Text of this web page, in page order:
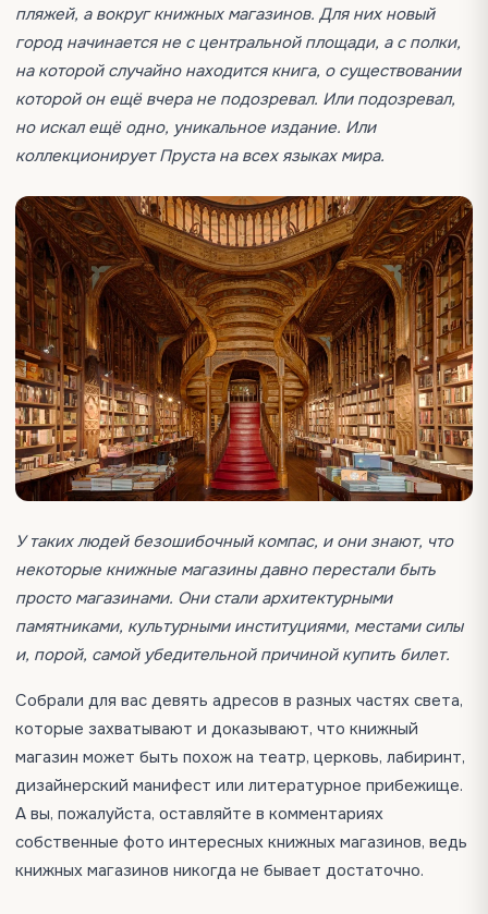
пляжей, а вокруг книжных магазинов. Для них новый
город начинается не с центральной площади, а с полки,
на которой случайно находится книга, о существовании
которой он ещё вчера не подозревал. Или подозревал,
но искал ещё одно, уникальное издание. Или
коллекционирует Пруста на всех языках мира.
У таких людей безошибочный компас, и они знают, что
некоторые книжные магазины давно перестали быть
просто магазинами. Они стали архитектурными
памятниками, культурными институциями, местами силы
и, порой, самой убедительной причиной купить билет.
Собрали для вас девять адресов в разных частях света,
которые захватывают и доказывают, что книжный
магазин может быть похож на театр, церковь, лабиринт,
дизайнерский манифест или литературное прибежище.
А вы, пожалуйста, оставляйте в комментариях
собственные фото интересных книжных магазинов, ведь
книжных магазинов никогда не бывает достаточно.